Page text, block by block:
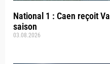
National 1 : Caen reçoit
saison
03.08.2026